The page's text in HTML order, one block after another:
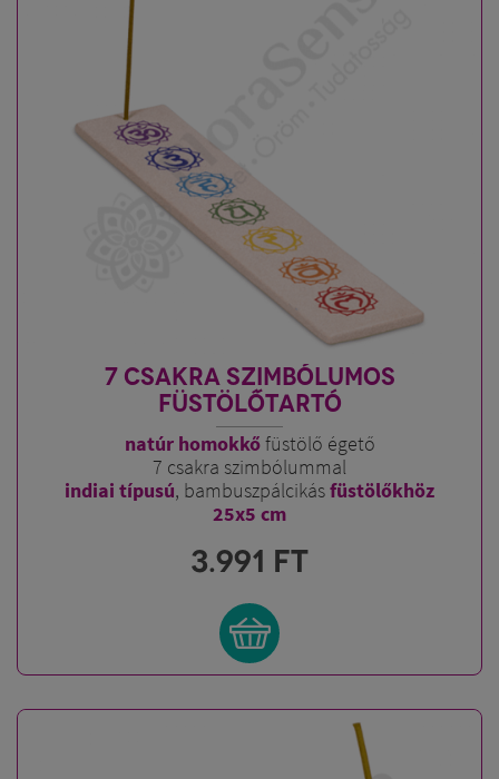
7 CSAKRA SZIMBÓLUMOS
FÜSTÖLŐTARTÓ
natúr homokkőfüstölő égető
7 csakra szimbólummal
indiai típusú, bambuszpálcikásfüstölőkhöz
25x5 cm
3.991 FT